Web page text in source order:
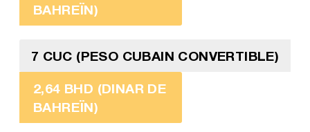
BAHREÏN)
7 CUC (PESO CUBAIN CONVERTIBLE)
2,64 BHD (DINAR DE
BAHREÏN)